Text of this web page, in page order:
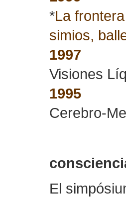
*La
simios,
1997
Visiones
1995
Cerebro-
El